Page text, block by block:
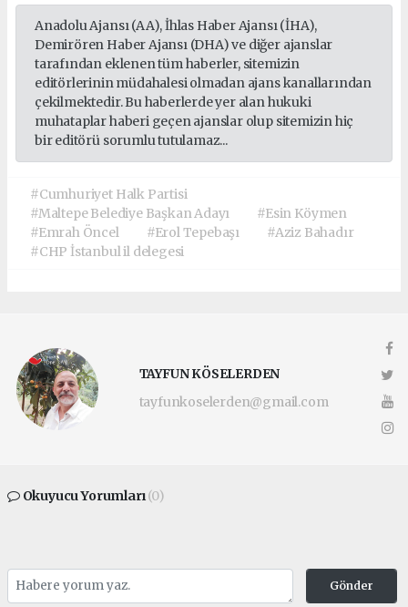
Anadolu Ajansı (AA), İhlas Haber Ajansı (İHA),
Demirören Haber Ajansı (DHA) ve diğer ajanslar
tarafından eklenen tüm haberler, sitemizin
editörlerinin müdahalesi olmadan ajans kanallarından
çekilmektedir. Bu haberlerde yer alan hukuki
muhataplar haberi geçen ajanslar olup sitemizin hiç
bir editörü sorumlu tutulamaz...
#Cumhuriyet Halk Partisi
#Maltepe Belediye Başkan Adayı
#Esin Köymen
#Emrah Öncel
#Erol Tepebaşı
#Aziz Bahadır
#CHP İstanbul il delegesi
TAYFUN KÖSELERDEN
tayfunkoselerden@gmail.com
Okuyucu Yorumları(0)
Gönder